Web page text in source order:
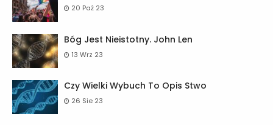
20 Paź 23
Bóg Jest Nieistotny. John Len
13 Wrz 23
Czy Wielki Wybuch To Opis Stwo
26 Sie 23